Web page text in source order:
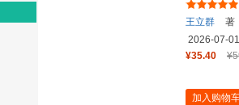
王立群
著
2026-07-01
¥35.40
加入购物